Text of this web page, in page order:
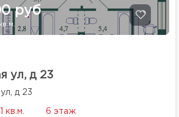
руб
ул, д 23
д 23
кв.м. 6 этаж